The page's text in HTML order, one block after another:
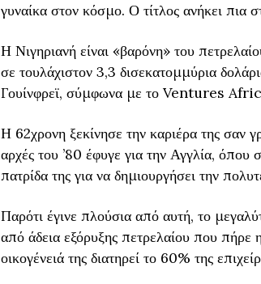
γυναίκα στον κόσμο. Ο τίτλος ανήκει πια
Η Νιγηριανή είναι «βαρόνη» του
σε τουλάχιστον 3,3 δισεκατομμύρια
Γουίνφρεϊ, σύμφωνα με το Ventures
Η 62χρονη ξεκίνησε την καριέρα της σαν
αρχές του ’80 έφυγε για την Αγγλία,
πατρίδα της για να δημιουργήσει την
Παρότι έγινε πλούσια από αυτή, το
από άδεια εξόρυξης πετρελαίου που
οικογένειά της διατηρεί το 60% της